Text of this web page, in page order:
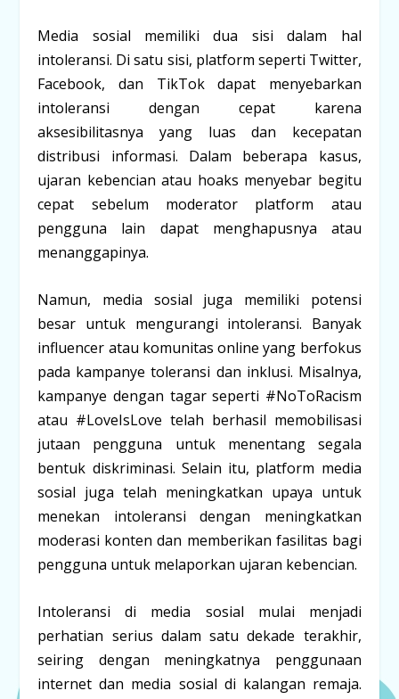
Media sosial memiliki dua sisi dalam hal
intoleransi. Di satu sisi, platform seperti Twitter,
Facebook, dan TikTok dapat menyebarkan
intoleransi dengan cepat karena
aksesibilitasnya yang luas dan kecepatan
distribusi informasi. Dalam beberapa kasus,
ujaran kebencian atau hoaks menyebar begitu
cepat sebelum moderator platform atau
pengguna lain dapat menghapusnya atau
menanggapinya.
Namun, media sosial juga memiliki potensi
besar untuk mengurangi intoleransi. Banyak
influencer atau komunitas online yang berfokus
pada kampanye toleransi dan inklusi. Misalnya,
kampanye dengan tagar seperti #NoToRacism
atau #LoveIsLove telah berhasil memobilisasi
jutaan pengguna untuk menentang segala
bentuk diskriminasi. Selain itu, platform media
sosial juga telah meningkatkan upaya untuk
menekan intoleransi dengan meningkatkan
moderasi konten dan memberikan fasilitas bagi
pengguna untuk melaporkan ujaran kebencian.
Intoleransi di media sosial mulai menjadi
perhatian serius dalam satu dekade terakhir,
seiring dengan meningkatnya penggunaan
internet dan media sosial di kalangan remaja.